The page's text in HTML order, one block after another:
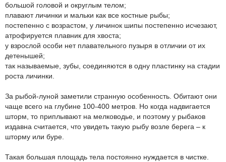
большой головой и округлым телом;
плавают личинки и мальки как все костные рыбы;
постепенно с возрастом, у личинок шипы постепенно исчезают,
атрофируется плавник для хвоста;
у взрослой особи нет плавательного пузыря в отличии от их
детенышей;
так называемые, зубы, соединяются в одну пластинку на стадии
роста личинки.
За рыбой-луной заметили странную особенность. Обитают они
чаще всего на глубине 100-400 метров. Но когда надвигается
шторм, то приплывают на мелководье, и поэтому у рыбаков
издавна считается, что увидеть такую рыбу возле берега – к
шторму или буре.
Такая большая площадь тела постоянно нуждается в чистке.